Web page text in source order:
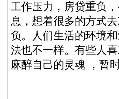
工作压力，房贷重负
息，想着很多的方式
负。人们生活的环境
法也不一样。有些人
麻醉自己的灵魂 ，暂